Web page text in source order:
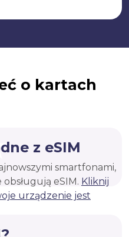
o kartach
z eSIM
smartfonami,
eSIM. Kliknij
urządzenie jest